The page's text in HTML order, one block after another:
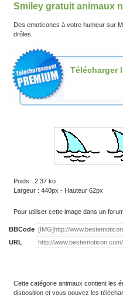
Smiley gratuit animaux
Des emoticones à votre humeur sur
drôles.
Télécharger
Poids : 2.37 ko
Largeur : 440px - Hauteur 62px
Pour utiliser cette image dans un
BBCode
URL
Cette catégorie animaux contient les
disposition et vous pouvez les